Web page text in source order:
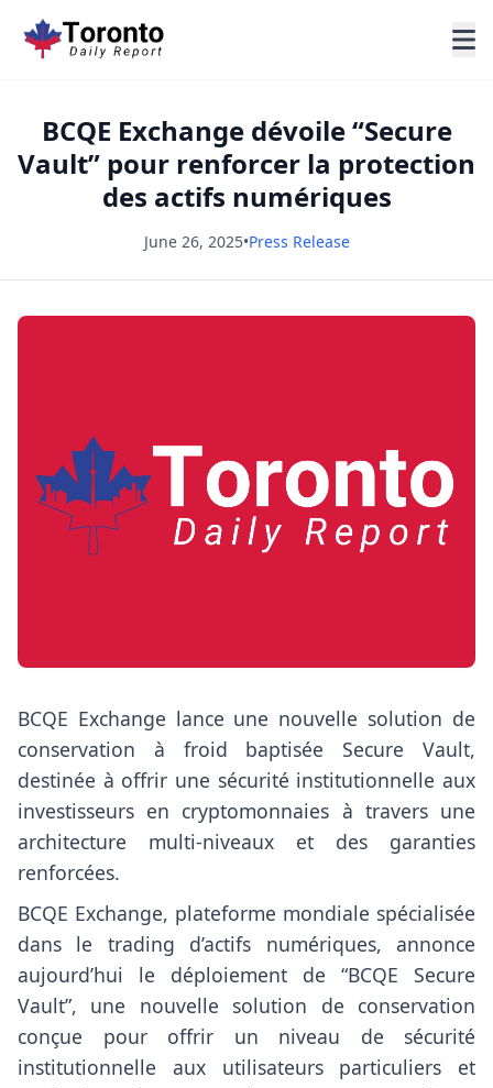
BCQE Exchange dévoile “Secure
Vault” pour renforcer la protection
des actifs numériques
June 26, 2025•Press Release
BCQE Exchange lance une nouvelle solution de
conservation à froid baptisée Secure Vault,
destinée à offrir une sécurité institutionnelle aux
investisseurs en cryptomonnaies à travers une
architecture multi-niveaux et des garanties
renforcées.
BCQE Exchange, plateforme mondiale spécialisée
dans le trading d’actifs numériques, annonce
aujourd’hui le déploiement de “BCQE Secure
Vault”, une nouvelle solution de conservation
conçue pour offrir un niveau de sécurité
institutionnelle aux utilisateurs particuliers et